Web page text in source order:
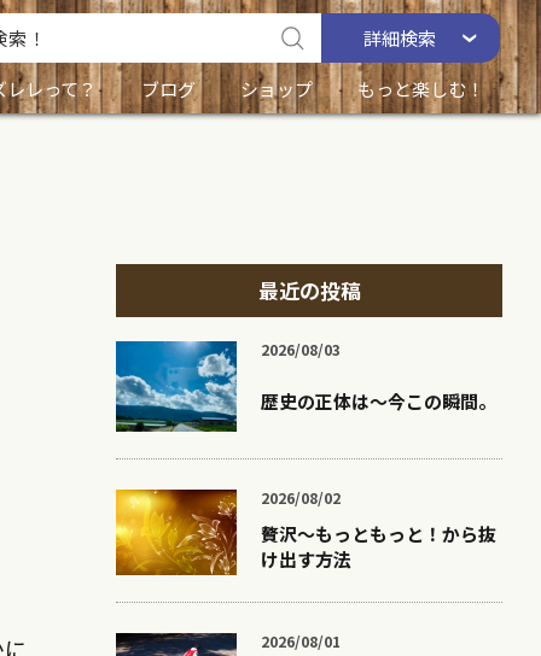
詳細検索
レレって？
ブログ ショップ もっと楽しむ！
最近の投稿
2026/08/03
歴史の正体は〜今この瞬間。
2026/08/02
贅沢〜もっともっと！から抜
け出す方法
2026/08/01